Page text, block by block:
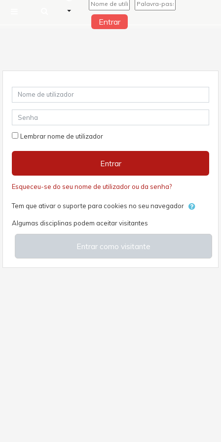
Entrar
Nome de utilizador
Lembrar nome de utilizador
Entrar
Esqueceu-se do seu nome de utilizador ou da senha?
Tem que ativar o suporte para cookies no seu navegador
Algumas disciplinas podem aceitar visitantes
Entrar como visitante